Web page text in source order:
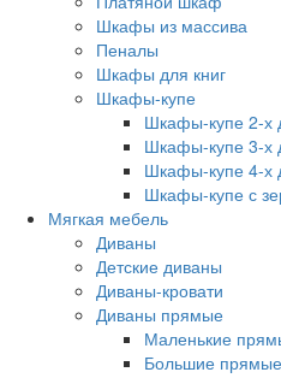
Шкафы из массива
Пеналы
Шкафы для книг
Шкафы-купе
Шкафы-купе 2-х
Шкафы-купе 3-х
Шкафы-купе 4-х
Шкафы-купе с
Мягкая мебель
Диваны
Детские диваны
Диваны-кровати
Диваны прямые
Маленькие
Большие